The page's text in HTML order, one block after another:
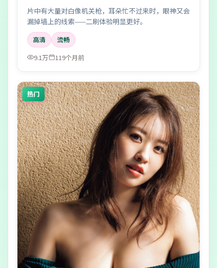
片中有大量对白像机关枪，耳朵忙不过来时，眼神又会
漏掉墙上的线索——二刷体验明显更好。
高清
流畅
9.1万
119个月前
热门